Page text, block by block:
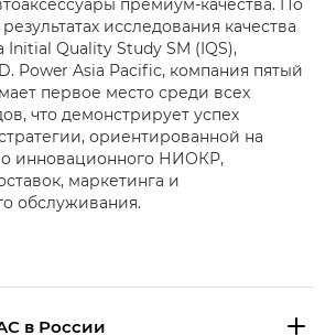
исследования качества
Initial Quality Study SM (IQS),
Power Asia Pacific, компания пятый
первое место среди всех
что демонстрирует успех
ориентированной на
инновационного НИОКР,
маркетинга и
обслуживания.
в России